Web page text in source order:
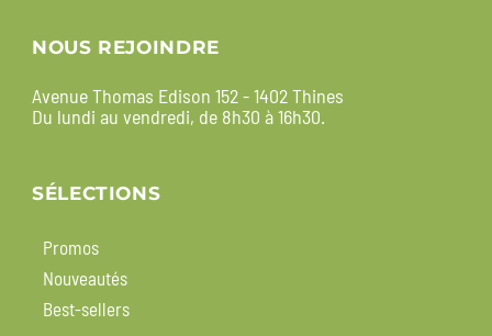
NOUS REJOINDRE
Avenue Thomas Edison 152 - 1402 Thines
Du lundi au vendredi, de 8h30 à 16h30.
SÉLECTIONS
Promos
Nouveautés
Best-sellers